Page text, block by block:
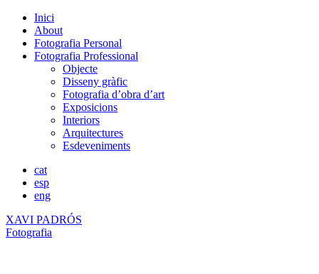
Inici
About
Fotografia Personal
Fotografia Professional
Objecte
Disseny gràfic
Fotografia d’obra d’art
Exposicions
Interiors
Arquitectures
Esdeveniments
cat
esp
eng
XAVI PADRÓS
Fotografia